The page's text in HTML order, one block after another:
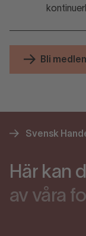
Bli
Svensk
Här kan
av våra